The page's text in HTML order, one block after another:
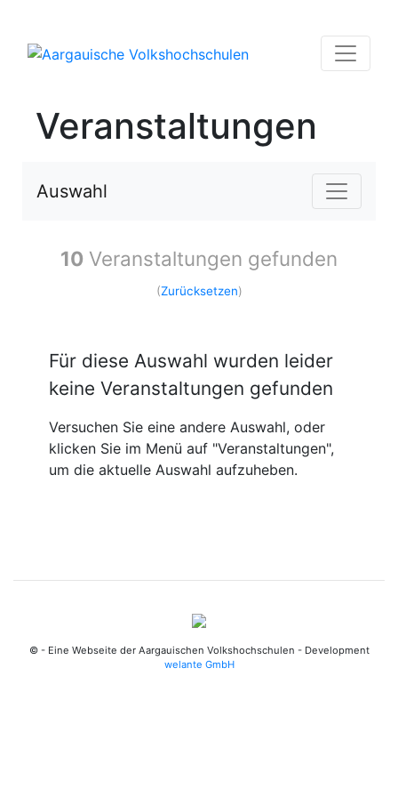
Veranstaltungen
Auswahl
10 Veranstaltungen gefunden
(Zurücksetzen)
Für diese Auswahl wurden leider
keine Veranstaltungen gefunden
Versuchen Sie eine andere Auswahl, oder
klicken Sie im Menü auf "Veranstaltungen",
um die aktuelle Auswahl aufzuheben.
© - Eine Webseite der Aargauischen Volkshochschulen - Development
welante GmbH